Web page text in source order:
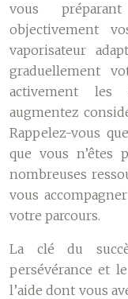
vous
objectivement
vaporisateur
graduellement
activement les
augmentez
Rappelez-vous
que vous n’êtes
nombreuses
vous
votre parcours.
La clé du
persévérance et
l’aide dont vous